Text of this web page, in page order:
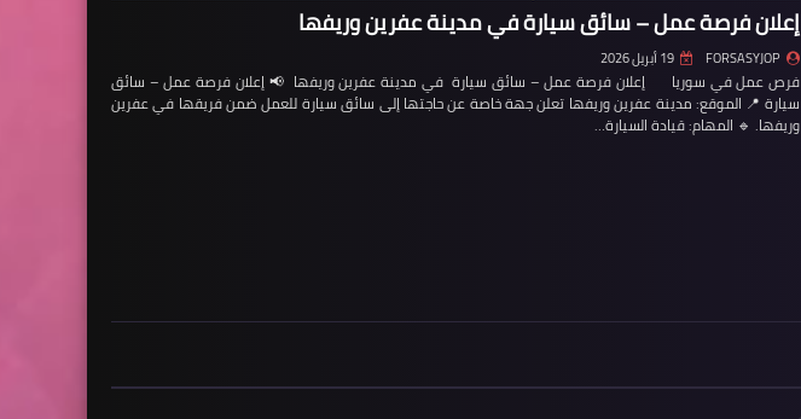
إعلان فرصة عمل – سائق سيارة في مدينة عفرين وريفها
FORSASYJOP 19 أبريل 2026
فرص عمل في سوريا إعلان فرصة عمل – سائق سيارة في مدينة عفرين وريفها 📢 إعلان فرصة عمل – سائق
سيارة 📍 الموقع: مدينة عفرين وريفها تعلن جهة خاصة عن حاجتها إلى سائق سيارة للعمل ضمن فريقها في عفرين
وريفها. 🔹 المهام: قيادة السيارة…